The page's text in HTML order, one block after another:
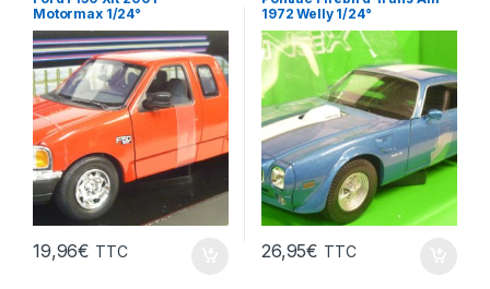
Motormax 1/24°
19,96€ TTC
1972 Welly 1/24°
26,95€ TTC